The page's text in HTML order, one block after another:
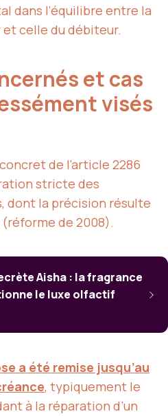
dans l’équilibre entre la
celle du débiteur.
et cas
visés
de l’article 2286
stricte des
dont la précision résulte
de 2008).
Aisha : la fragrance
le luxe olfactif
a été remise jusqu’au
, typiquement le
à la réparation d’un